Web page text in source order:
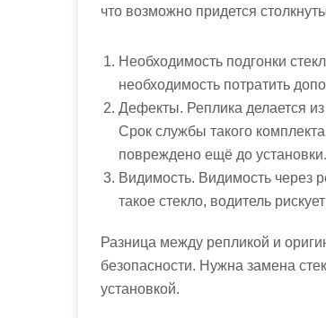
что возможно придется
Необходимость подгонки
необходимость потратить
Дефекты. Реплика делается
Срок службы такого
повреждено ещё до установки.
Видимость. Видимость через
такое стекло, водитель
Разница между репликой и
безопасности. Нужна замена
установкой.